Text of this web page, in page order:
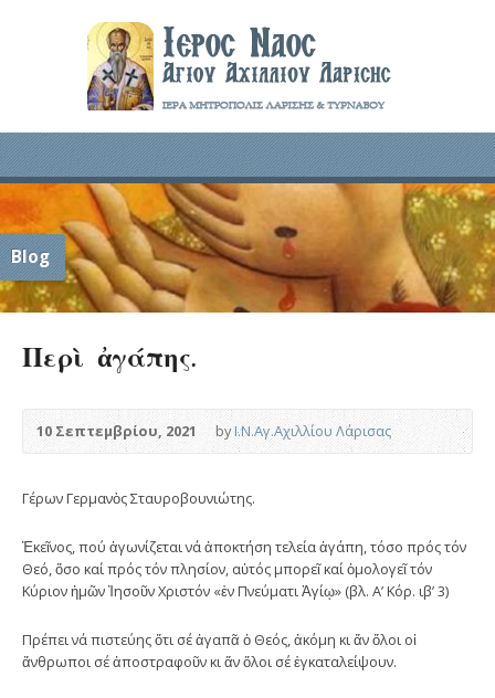
Blog
Περὶ ἀγάπης.
10 Σεπτεμβρίου, 2021 byΙ.Ν.Αγ.Αχιλλίου Λάρισας
Γέρων Γερμανὸς Σταυροβουνιώτης.
Ἐκεῖνος, πού ἀγωνίζεται νά ἀποκτήση τελεία ἀγάπη, τόσο πρός τόν
Θεό, ὅσο καί πρός τόν πλησίον, αὐτός μπορεῖ καί ὁμολογεῖ τόν
Κύριον ἡμῶν Ἰησοῦν Χριστόν «ἐν Πνεύματι Ἁγίῳ» (βλ. Α’ Κόρ. ιβ’ 3)
Πρέπει νά πιστεύης ὅτι σέ ἀγαπᾶ ὁ Θεός, ἀκόμη κι ἄν ὅλοι οἱ
ἄνθρωποι σέ ἀποστραφοῦν κι ἄν ὅλοι σέ ἐγκαταλείψουν.